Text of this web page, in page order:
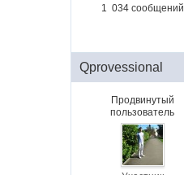
1 034 сообщений
Qprovessional
Продвинутый
пользователь